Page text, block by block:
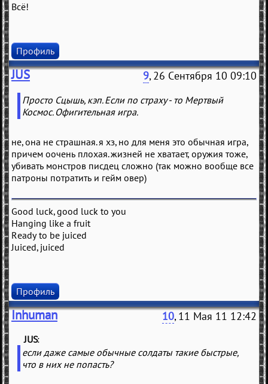
Всё!
Профиль
JUS 9, 26 Сентября 10 09:10
Просто Сцышь, кэп. Если по страху - то Мертвый
Космос. Офигительная игра.
не, она не страшная. я хз, но для меня это обычная игра,
причем оочень плохая. жизней не хватает, оружия тоже,
убивать монстров писдец сложно (так можно вообще все
патроны потратить и гейм овер)
Good luck, good luck to you
Hanging like a fruit
Ready to be juiced
Juiced, juiced
Профиль
Inhuman 10, 11 Мая 11 12:42
(JUS
если даже самые обычные солдаты такие быстрые,
что в них не попасть?